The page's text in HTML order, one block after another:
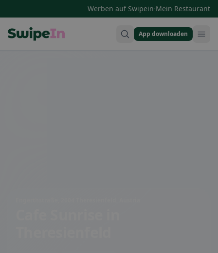
Werben auf Swipein·Mein Restaurant
App downloaden